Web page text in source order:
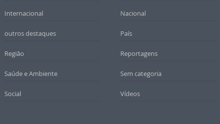
Internacional Nacional
outros destaques País
Região Reportagens
Saúde e Ambiente Sem categoria
Social Vídeos